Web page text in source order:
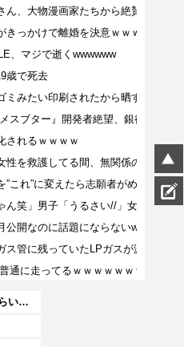
【ぶいすぽ】つむお、ビール10種類飲み比べ第2弾！「最近は焼肉屋で最初にビールを頼むくらい好き」